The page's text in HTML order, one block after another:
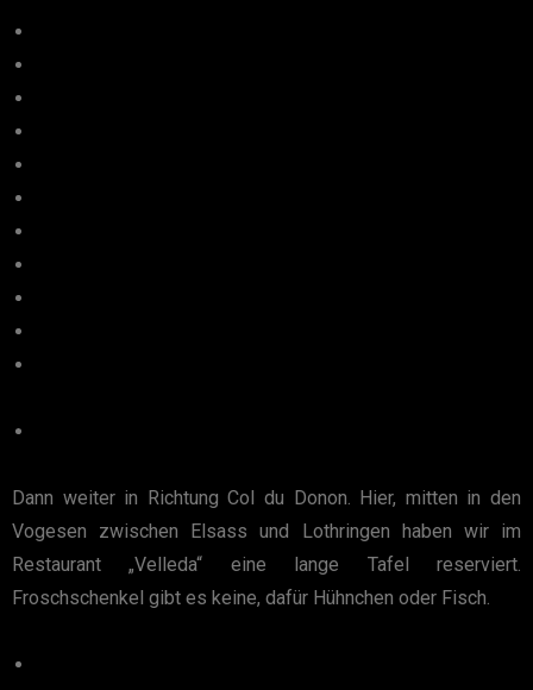
Dann weiter in Richtung Col du Donon. Hier, mitten in den
Vogesen zwischen Elsass und Lothringen haben wir im
Restaurant „Velleda“ eine lange Tafel reserviert.
Froschschenkel gibt es keine, dafür Hühnchen oder Fisch.